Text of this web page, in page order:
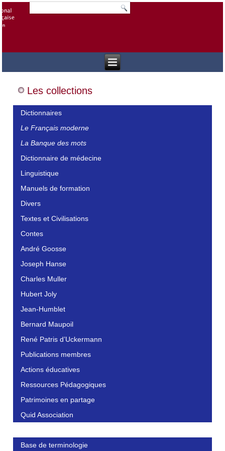
Les collections
Dictionnaires
Le Français moderne
La Banque des mots
Dictionnaire de médecine
Linguistique
Manuels de formation
Divers
Textes et Civilisations
Contes
André Goosse
Joseph Hanse
Charles Muller
Hubert Joly
Jean-Humblet
Bernard Maupoil
René Patris d’Uckermann
Publications membres
Actions éducatives
Ressources Pédagogiques
Patrimoines en partage
Quid Association
Base de terminologie